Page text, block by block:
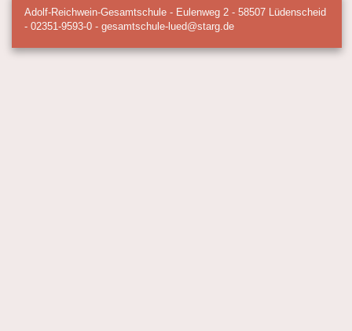
Adolf-Reichwein-Gesamtschule - Eulenweg 2 - 58507 Lüdenscheid
- 02351-9593-0 - gesamtschule-lued@starg.de